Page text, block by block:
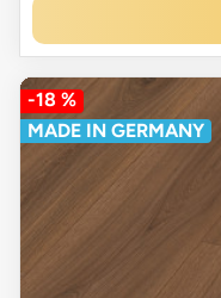
-18 %
MADE IN GERMANY